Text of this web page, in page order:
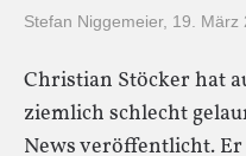
Stefan Niggemeier, 19. März
Christian Stöcker hat
ziemlich schlecht
News veröffentlicht.